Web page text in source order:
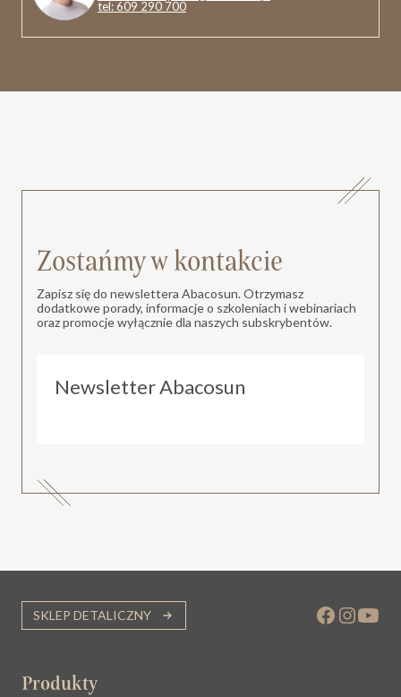
tel: 609 290 700
Zostańmy w kontakcie
Zapisz się do newslettera Abacosun. Otrzymasz
dodatkowe porady, informacje o szkoleniach i webinariach
oraz promocje wyłącznie dla naszych subskrybentów.
Newsletter Abacosun
SKLEP DETALICZNY
Produkty